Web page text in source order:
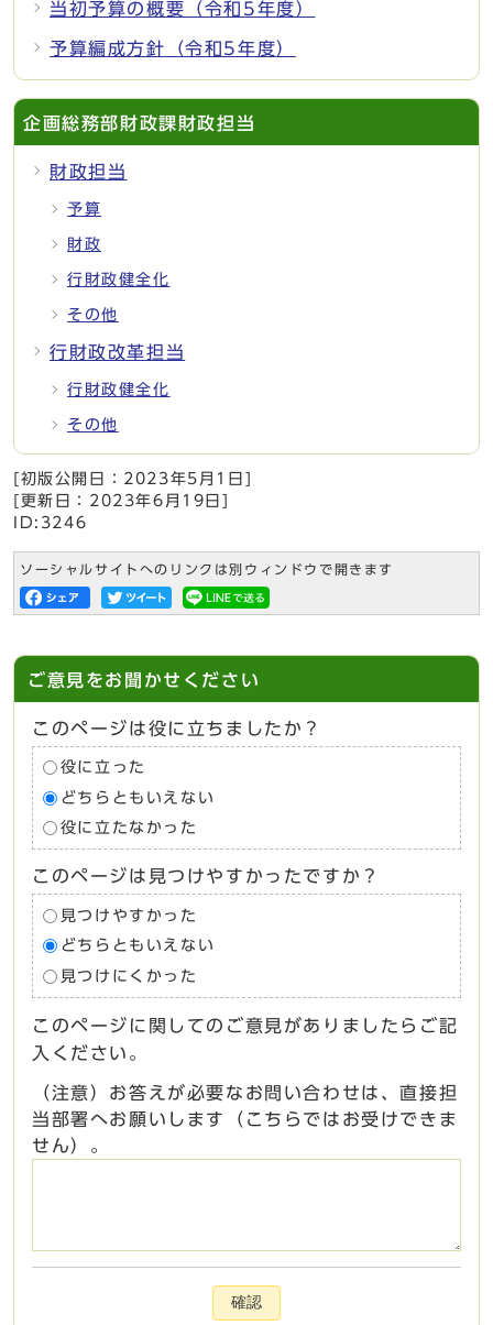
当初予算の概要（令和5年度）
予算編成方針（令和5年度）
企画総務部財政課財政担当
財政担当
予算
財政
行財政健全化
その他
行財政改革担当
行財政健全化
その他
[初版公開日： 2023年5月1日
[更新日： 2023年6月19日
ID:3246
ソーシャルサイトへのリンクは別ウィンドウで開きます
ご意見をお聞かせください
このページは役に立ちましたか？
役に立った
どちらともいえない
役に立たなかった
このページは見つけやすかったですか？
見つけやすかった
どちらともいえない
見つけにくかった
このページに関してのご意見がありましたらご記
入ください。
（注意）お答えが必要なお問い合わせは、直接担
当部署へお願いします（こちらではお受けできま
せん）。
確認